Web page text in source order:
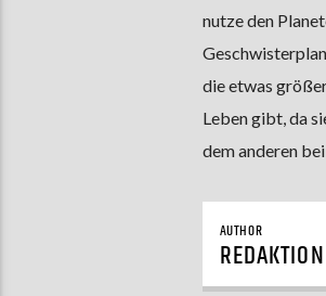
nutze den
die etwas
Leben gibt, da
dem anderen
AUTHOR
REDAKTION